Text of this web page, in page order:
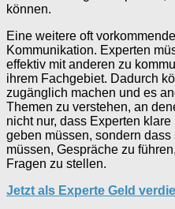
können.
Eine weitere oft
Kommunikation. Experten
effektiv mit anderen zu
ihrem Fachgebiet. Dadurch
zugänglich machen und es
Themen zu verstehen, an
nicht nur, dass Experten
geben müssen, sondern
müssen, Gespräche zu
Fragen zu stellen.
Jetzt als Experte Geld